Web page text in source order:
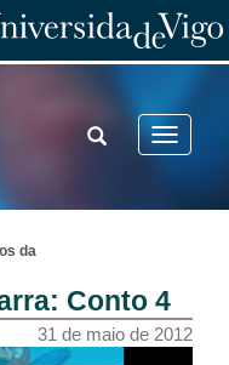
Toggle
TOGGLE
SEARCH
da
Conto 4
31 de maio de 2012